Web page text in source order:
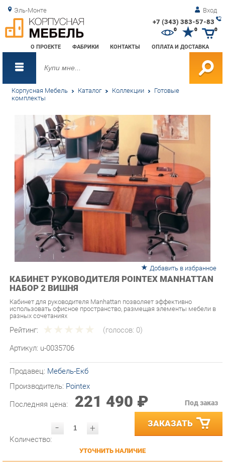
Эль-Монте Вход
+7 (343) 383-57-83
О ПРОЕКТЕ ФАБРИКИ КОНТАКТЫ ОПЛАТА И ДОСТАВКА
0 0
Корпусная Мебель Каталог Коллекции Готовые
комплекты
Добавить в избранное
КАБИНЕТ РУКОВОДИТЕЛЯ POINTEX MANHATTAN
НАБОР 2 ВИШНЯ
Кабинет для руководителя Manhattan позволяет эффективно
разных сочетаниях
Рейтинг:
Артикул: u-0035706
Производитель:Pointex
Последняя цена: 221 490 ₽
- ЗАКАЗАТЬ
УТОЧНИТЬ НАЛИЧИЕ
ПРИГЛАСИТЬ ЗАМЕРЩИКА